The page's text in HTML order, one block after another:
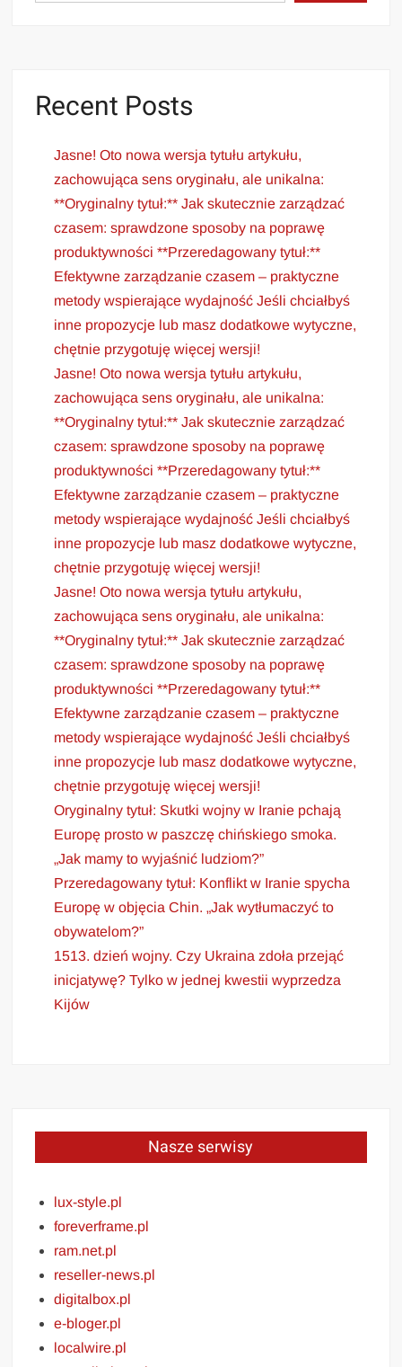
Recent Posts
Jasne! Oto nowa wersja tytułu artykułu,
zachowująca sens oryginału, ale unikalna:
**Oryginalny tytuł:** Jak skutecznie zarządzać
czasem: sprawdzone sposoby na poprawę
produktywności **Przeredagowany tytuł:**
Efektywne zarządzanie czasem – praktyczne
metody wspierające wydajność Jeśli chciałbyś
inne propozycje lub masz dodatkowe wytyczne,
chętnie przygotuję więcej wersji!
Jasne! Oto nowa wersja tytułu artykułu,
zachowująca sens oryginału, ale unikalna:
**Oryginalny tytuł:** Jak skutecznie zarządzać
czasem: sprawdzone sposoby na poprawę
produktywności **Przeredagowany tytuł:**
Efektywne zarządzanie czasem – praktyczne
metody wspierające wydajność Jeśli chciałbyś
inne propozycje lub masz dodatkowe wytyczne,
chętnie przygotuję więcej wersji!
Jasne! Oto nowa wersja tytułu artykułu,
zachowująca sens oryginału, ale unikalna:
**Oryginalny tytuł:** Jak skutecznie zarządzać
czasem: sprawdzone sposoby na poprawę
produktywności **Przeredagowany tytuł:**
Efektywne zarządzanie czasem – praktyczne
metody wspierające wydajność Jeśli chciałbyś
inne propozycje lub masz dodatkowe wytyczne,
chętnie przygotuję więcej wersji!
Oryginalny tytuł: Skutki wojny w Iranie pchają
Europę prosto w paszczę chińskiego smoka.
„Jak mamy to wyjaśnić ludziom?”
Przeredagowany tytuł: Konflikt w Iranie spycha
Europę w objęcia Chin. „Jak wytłumaczyć to
obywatelom?”
1513. dzień wojny. Czy Ukraina zdoła przejąć
inicjatywę? Tylko w jednej kwestii wyprzedza
Kijów
Nasze serwisy
lux-style.pl
foreverframe.pl
ram.net.pl
reseller-news.pl
digitalbox.pl
e-bloger.pl
localwire.pl